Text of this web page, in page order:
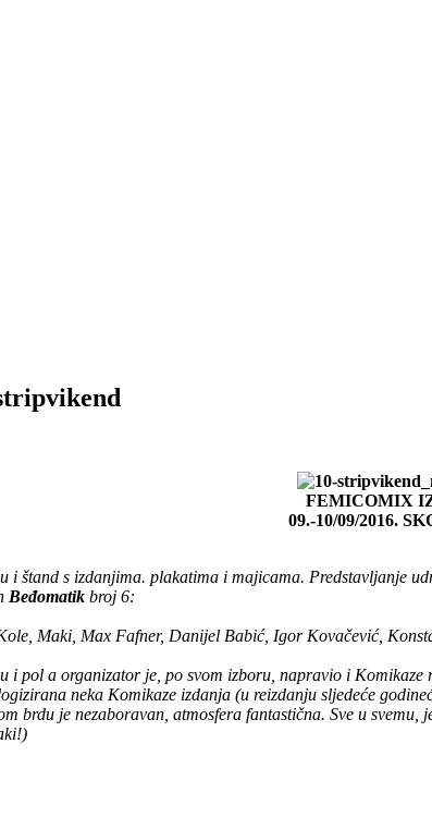
FEMICOMIX
09.-10/09/2016.
i štand s izdanjima. plakatima i majicama. Predstavljanje
Beđomatik broj 6:
Maki, Max Fafner, Danijel Babić, Igor Kovačević,
i pol a organizator je, po svom izboru, napravio i
neka Komikaze izdanja (u reizdanju sljedeće
brdu je nezaboravan, atmosfera fantastična. Sve u svemu,